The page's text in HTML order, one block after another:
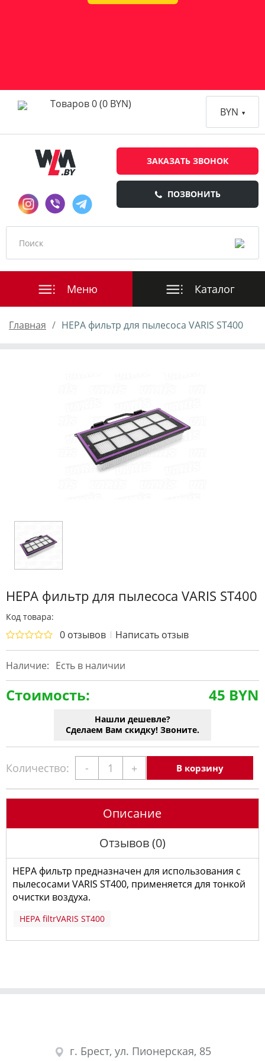
ЗАКАЗАТЬ ЗВОНОК
ПОЗВОНИТЬ
Товаров 0 (0 BYN)
BYN
Главная HEPA фильтр для пылесоса VARIS ST400
HEPA фильтр для пылесоса VARIS ST400
Код товара:
0 отзывов Написать отзыв
Наличие: Есть в наличии
Стоимость: 45 BYN
Нашли дешевле?
Сделаем Вам скидку! Звоните.
Количество: - + В корзину
Описание
Отзывов (0)
HEPA фильтр предназначен для использования с
пылесосами VARIS ST400, применяется для тонкой
очистки воздуха.
HEPA filtrVARIS ST400
г. Брест, ул. Пионерская, 85